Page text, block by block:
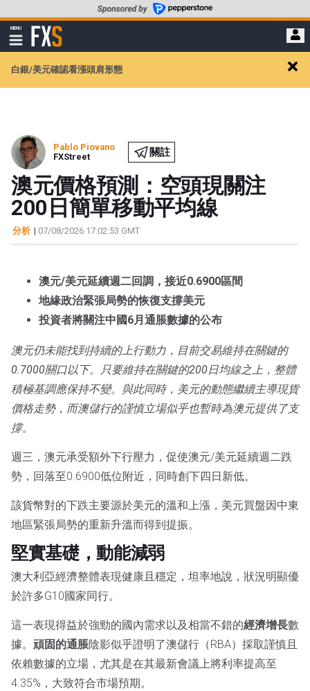
至
要
MENU
顯
示
航
FXStreet
白銀/美元確認看漲頭肩形態
alert
Pablo Piovano
FXStreet
關註
澳元價格預測：空頭現關注
200日簡單移動平均線
分析 | 07/08/2026 17:02:53 GMT
澳元/美元延續週二回調，接近0.6900區間
地緣政治緊張局勢的恢復支撐美元
投資者將關注中國6月通脹數據的公布
澳元仍未能找到持續的上行動力，目前交易維持在關鍵的
0.7000關口以下。只要維持在關鍵的200日均線之上，整體
積極基調應保持不變。與此同時，美元的動態繼續主導現貨
價格走勢，而澳儲行的謹慎立場似乎也暫時為澳元提供了支
撐。
週三，澳元承受額外下行壓力，促使澳元/美元延續週二跌
勢，回落至0.6900低位附近，同時創下四日新低。
該貨幣對的下跌主要源於美元的溫和上漲，美元買盤因中東
地區緊張局勢的重新升溫而得到提振。
堅實基礎，動能減弱
澳大利亞經濟整體表現健康且穩定，坦率地說，狀況明顯優
於許多G10國家同行。
這一表現得益於強勁的國內需求以及相當不錯的經濟增長數
據。 頑固的通脹陰影似乎證明了澳儲行（RBA）採取謹慎且
依賴數據的立場，尤其是在其最新會議上將利率提高至
4.35%，大致符合市場預期。